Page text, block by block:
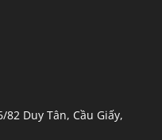
82 Duy Tân, Cầu Giấy,